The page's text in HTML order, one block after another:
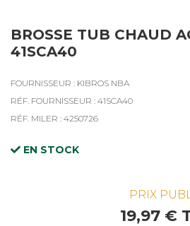
BROSSE TUB CHAUD
41SCA40
FOURNISSEUR : KIBROS NBA
RÉF. FOURNISSEUR : 41SCA40
RÉF. MILER : 4250726
EN STOCK
PRIX
19,97 €